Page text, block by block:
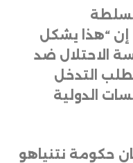
إن “هذا يشكل
الاحتلال ضد
التدخل
الدولية
حكومة نتنياهو